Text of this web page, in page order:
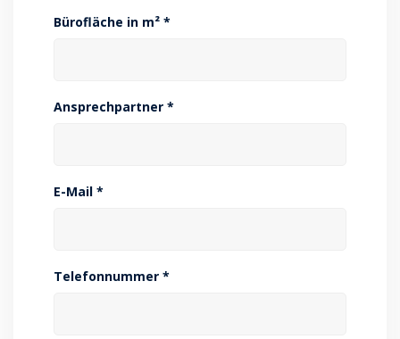
Bürofläche in m² *
Ansprechpartner *
E-Mail *
Telefonnummer *